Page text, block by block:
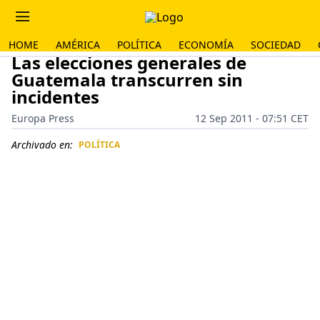
HOME AMÉRICA POLÍTICA ECONOMÍA SOCIEDAD
Las elecciones generales de
Guatemala transcurren sin
incidentes
Europa Press
12 Sep 2011 - 07:51 CET
Archivado en: POLÍTICA